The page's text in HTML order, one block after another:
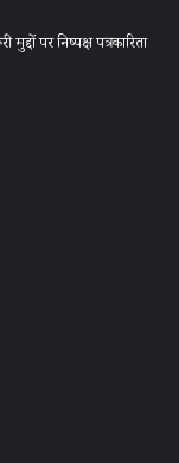
पर निष्पक्ष पत्रकारिता